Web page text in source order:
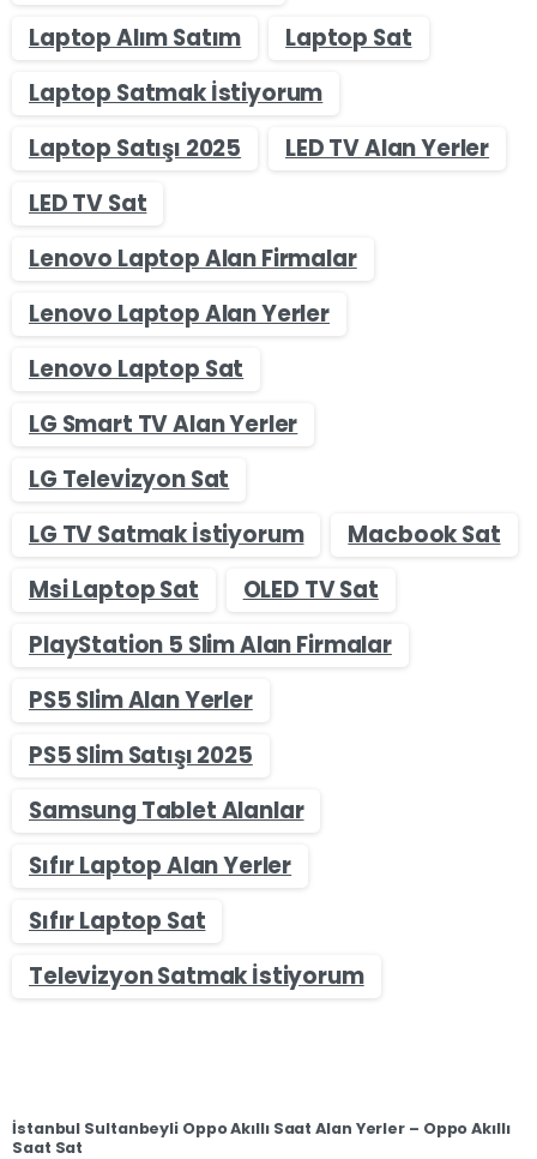
Laptop Alım Satım
Laptop Sat
Laptop Satmak İstiyorum
Laptop Satışı 2025
LED TV Alan Yerler
LED TV Sat
Lenovo Laptop Alan Firmalar
Lenovo Laptop Alan Yerler
Lenovo Laptop Sat
LG Smart TV Alan Yerler
LG Televizyon Sat
LG TV Satmak İstiyorum
Macbook Sat
Msi Laptop Sat
OLED TV Sat
PlayStation 5 Slim Alan Firmalar
PS5 Slim Alan Yerler
PS5 Slim Satışı 2025
Samsung Tablet Alanlar
Sıfır Laptop Alan Yerler
Sıfır Laptop Sat
Televizyon Satmak İstiyorum
İstanbul Sultanbeyli Oppo Akıllı Saat Alan Yerler – Oppo Akıllı
Saat Sat